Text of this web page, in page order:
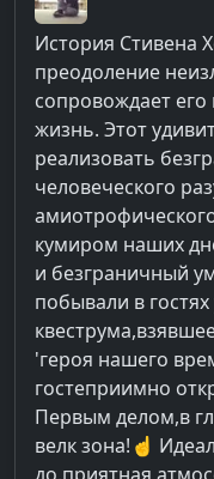
История Стивена
преодоление
сопровождает
жизнь. Этот
реализовать
человеческого
кумиром наших
и безграничный
побывали в
'героя нашего
гостеприимно
Первым делом,в
велк зона!☝️
до,приятная